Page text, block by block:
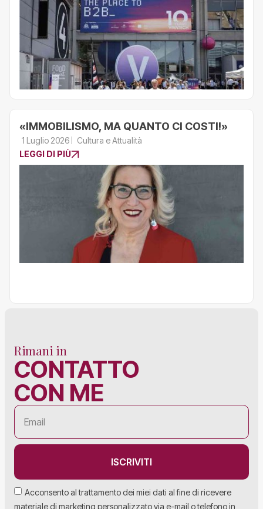
«IMMOBILISMO, MA QUANTO CI COSTI!»
1 Luglio 2026
Cultura e Attualità
LEGGI DI PIÙ
Rimani in
CONTATTO
CON ME
Acconsento al trattamento dei miei dati al fine di ricevere
materiale di marketing personalizzato via e-mail o telefono in
ISCRIVITI